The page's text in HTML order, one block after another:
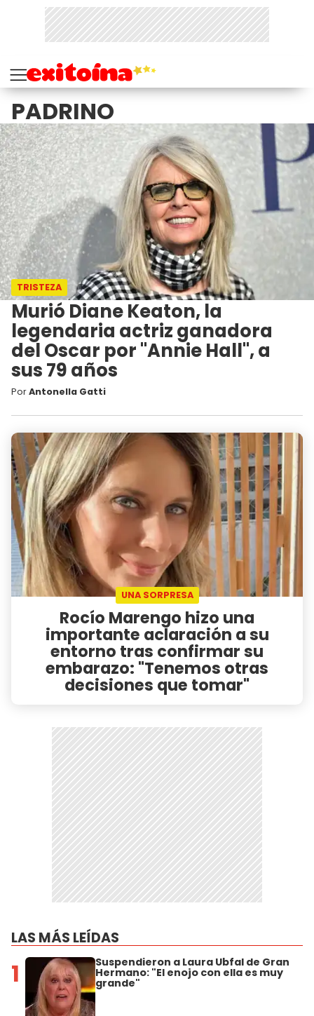
PADRINO
TRISTEZA
Murió Diane Keaton, la
legendaria actriz ganadora
del Oscar por "Annie Hall", a
sus 79 años
PorAntonella Gatti
UNA SORPRESA
Rocío Marengo hizo una
importante aclaración a su
entorno tras confirmar su
embarazo: "Tenemos otras
decisiones que tomar"
LAS MÁS LEÍDAS
1 Suspendieron a Laura Ubfal de Gran
Hermano: "El enojo con ella es muy
grande"